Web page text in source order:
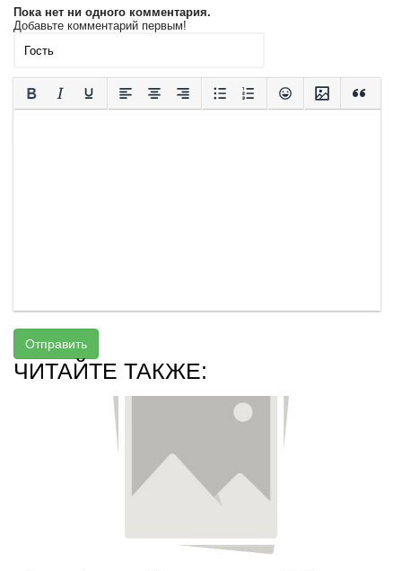
Пока нет ни одного комментария.
Добавьте комментарий первым!
Отправить
ЧИТАЙТЕ ТАКЖЕ: